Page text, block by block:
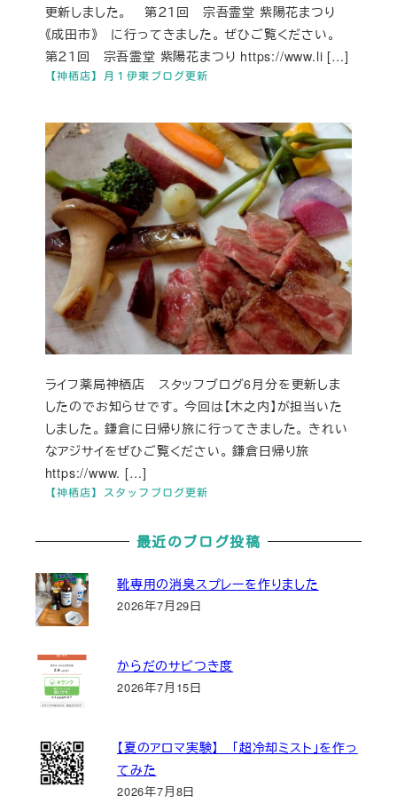
【神栖店】月１伊東ブログ更新
更新しました。 第２１回 宗吾霊堂 紫陽花まつり
《成田市》 に行ってきました。 ぜひご覧ください。
第２１回 宗吾霊堂 紫陽花まつり https://www.li […]
【神栖店】スタッフブログ更新
ライフ薬局神栖店 スタッフブログ6月分を更新しま
したのでお知らせです。 今回は【木之内】が担当いた
しました。 鎌倉に日帰り旅に行ってきました。 きれい
なアジサイをぜひご覧ください。 鎌倉日帰り旅
https://www. […]
最近のブログ投稿
靴専用の消臭スプレーを作りました
2026年7月29日
からだのサビつき度
2026年7月15日
【夏のアロマ実験】 「超冷却ミスト」を作っ
てみた
2026年7月8日